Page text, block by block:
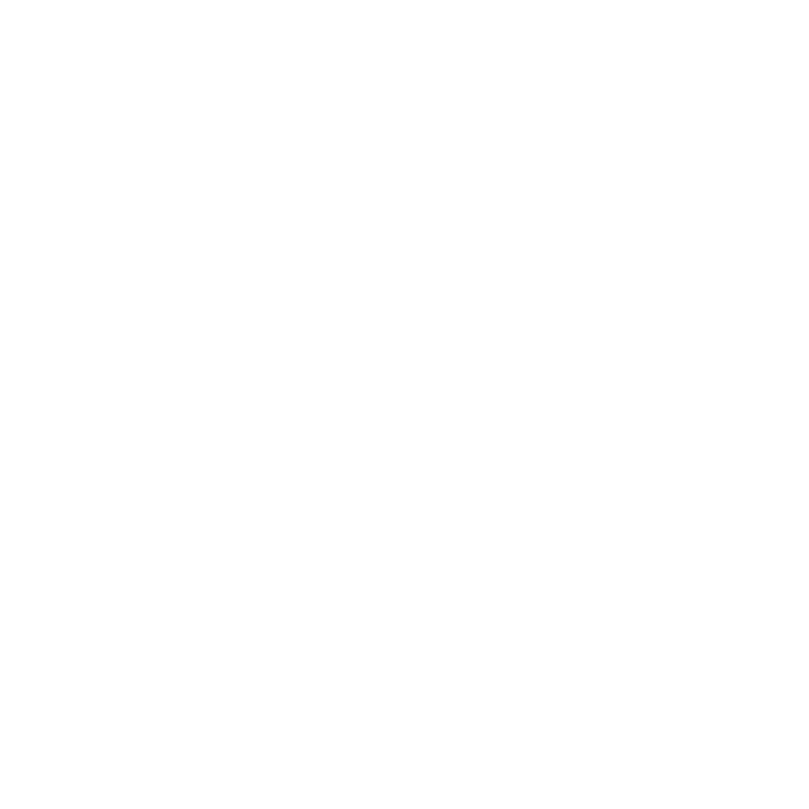
and see latest updates, news, information In Chandpur.